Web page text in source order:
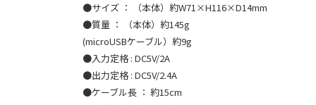
●サイズ ： （本体）約W71×H116×D14mm
●質量 ： （本体）約145g
(microUSBケーブル）約9g
●入力定格 : DC5V/2A
●出力定格 : DC5V/2.4A
●ケーブル長 ： 約15cm